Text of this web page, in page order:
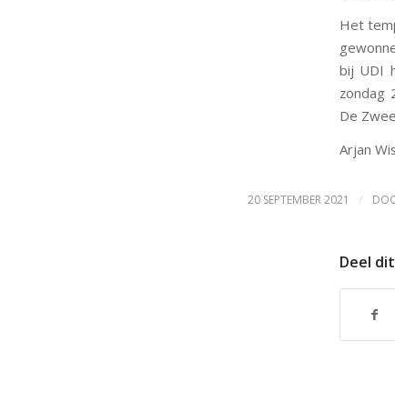
Het
bij UDI
zondag
De
Arjan
20 SEPTEMBER 2021 /
Deel